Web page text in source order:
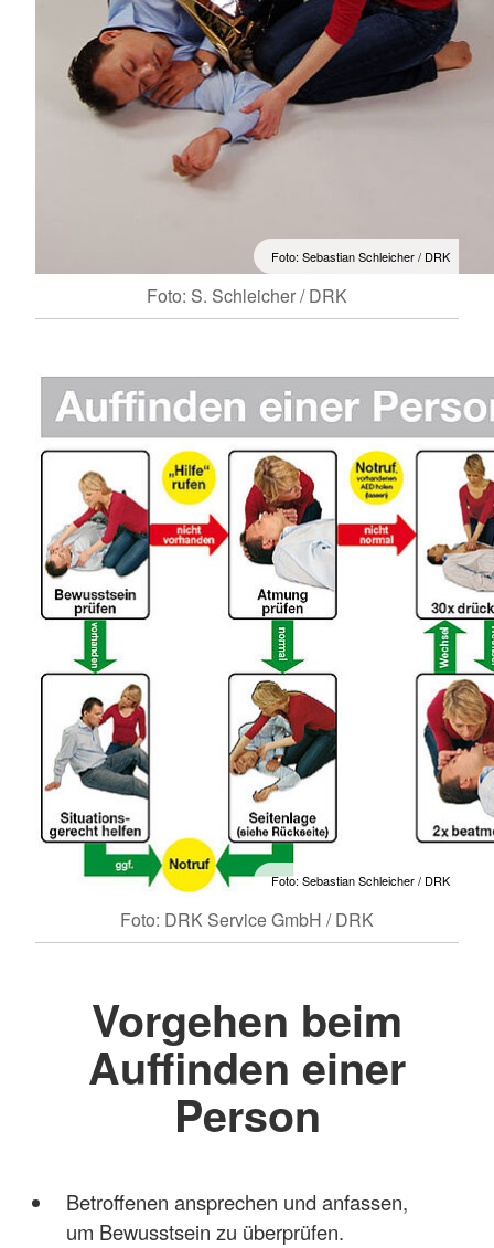
Foto: Sebastian Schleicher / DRK
Foto: S. Schleicher / DRK
Foto: Sebastian Schleicher / DRK
Foto: DRK Service GmbH / DRK
Vorgehen beim
Auffinden einer
Person
Betroffenen ansprechen und anfassen,
um Bewusstsein zu überprüfen.